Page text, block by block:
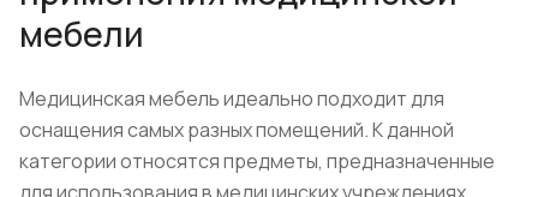
мебели
Медицинская мебель идеально подходит для
оснащения самых разных помещений. К данной
категории относятся предметы, предназначенные